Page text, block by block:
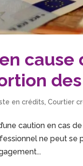
cause
en crédits,Courtier
caution en cas
ne peut se